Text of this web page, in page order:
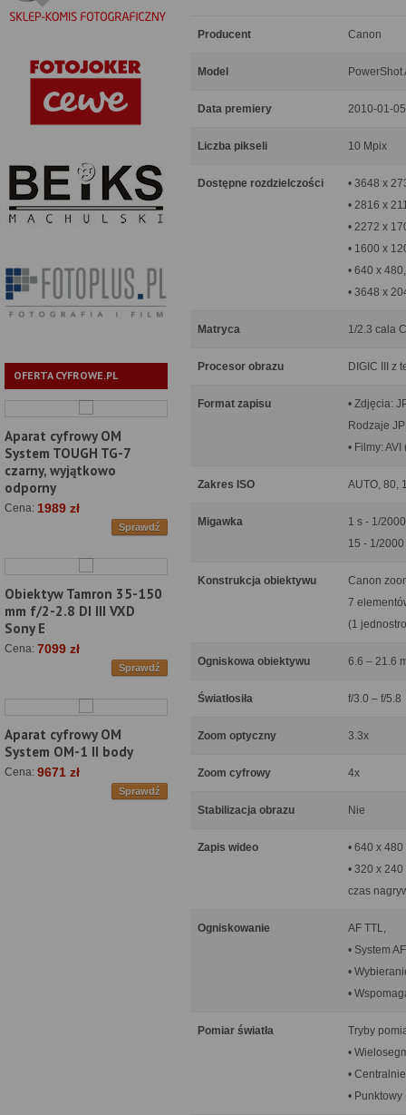
OFERTA CYFROWE.PL
Aparat cyfrowy OM
System TOUGH TG-7
czarny, wyjątkowo
odporny
Cena: 1989 zł
Sprawdź
Obiektyw Tamron 35-150
mm f/2-2.8 DI III VXD
Sony E
Cena: 7099 zł
Sprawdź
Aparat cyfrowy OM
System OM-1 II body
Cena: 9671 zł
Sprawdź
Producent Canon
Model PowerShot
Data premiery 2010-01-05
Liczba pikseli 10 Mpix
Dostępne rozdzielczości
• 3648 x
• 2816 x
• 2272 x
• 1600 x
• 640 x 480,
• 3648 x
Matryca 1/2.3 cala
Procesor obrazu DIGIC III z
Format zapisu
• Zdjęcia:
Rodzaje
• Filmy:
Zakres ISO AUTO, 80,
Migawka
1 s - 1/
15 - 1/
Konstrukcja obiektywu
Canon
7
(1
Ogniskowa obiektywu 6.6 – 21.6
Światłosiła f/3.0 – f/5.8
Zoom optyczny 3.3x
Zoom cyfrowy 4x
Stabilizacja obrazu Nie
Zapis wideo
• 640 x
• 320 x
czas
Ogniskowanie
AF TTL,
• System
•
•
Pomiar światła
Tryby
•
•
•